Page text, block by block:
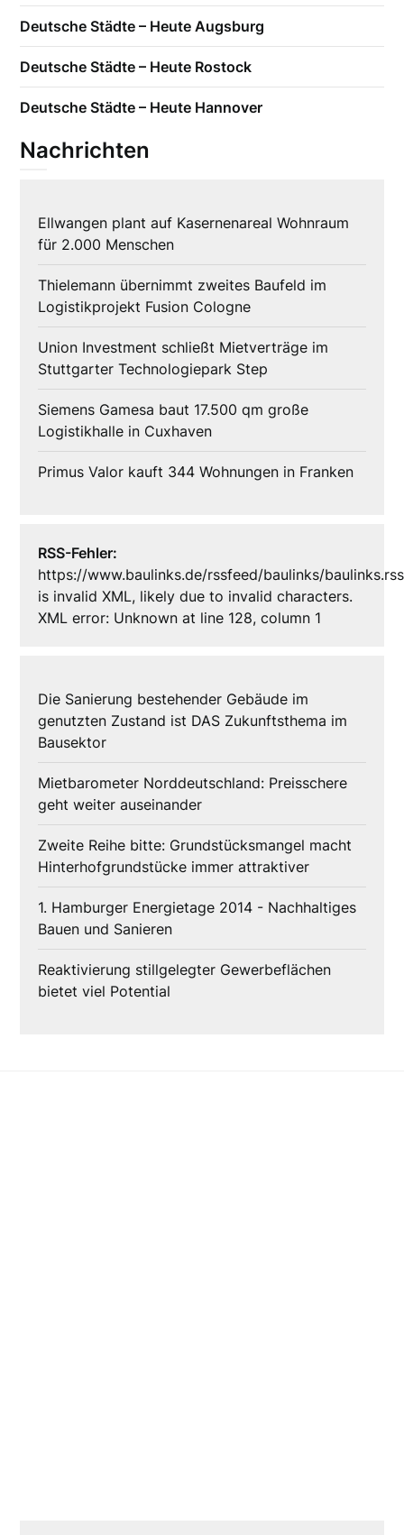
Deutsche Städte – Heute Augsburg
Deutsche Städte – Heute Rostock
Deutsche Städte – Heute Hannover
Nachrichten
Ellwangen plant auf Kasernenareal Wohnraum
für 2.000 Menschen
Thielemann übernimmt zweites Baufeld im
Logistikprojekt Fusion Cologne
Union Investment schließt Mietverträge im
Stuttgarter Technologiepark Step
Siemens Gamesa baut 17.500 qm große
Logistikhalle in Cuxhaven
Primus Valor kauft 344 Wohnungen in Franken
RSS-Fehler:
https://www.baulinks.de/rssfeed/baulinks/baulinks.rss
is invalid XML, likely due to invalid characters.
XML error: Unknown at line 128, column 1
Die Sanierung bestehender Gebäude im
genutzten Zustand ist DAS Zukunftsthema im
Bausektor
Mietbarometer Norddeutschland: Preisschere
geht weiter auseinander
Zweite Reihe bitte: Grundstücksmangel macht
Hinterhofgrundstücke immer attraktiver
1. Hamburger Energietage 2014 - Nachhaltiges
Bauen und Sanieren
Reaktivierung stillgelegter Gewerbeflächen
bietet viel Potential